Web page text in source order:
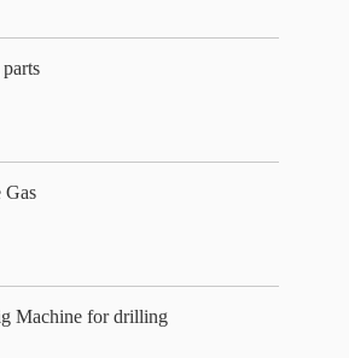
Machine for drilling